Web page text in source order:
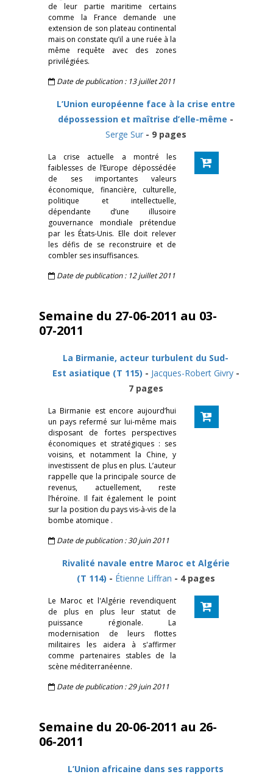
de leur partie maritime certains
comme la France demande une
extension de son plateau continental
mais on constate qu’il a une ruée à la
même requête avec des zones
privilégiées.
Date de publication : 13 juillet 2011
L’Union européenne face à la crise entre
dépossession et maîtrise d’elle-même -
Serge Sur- 9 pages
La crise actuelle a montré les
faiblesses de l’Europe dépossédée
de ses importantes valeurs
économique, financière, culturelle,
politique et intellectuelle,
dépendante d’une illusoire
gouvernance mondiale prétendue
par les États-Unis. Elle doit relever
les défis de se reconstruire et de
combler ses insuffisances.
Date de publication : 12 juillet 2011
Semaine du 27-06-2011 au 03-
07-2011
La Birmanie, acteur turbulent du Sud-
Est asiatique (T 115) - Jacques-Robert Givry-
7 pages
La Birmanie est encore aujourd’hui
un pays refermé sur lui-même mais
disposant de fortes perspectives
économiques et stratégiques : ses
voisins, et notamment la Chine, y
investissent de plus en plus. L’auteur
rappelle que la principale source de
revenus, actuellement, reste
l’héroïne. Il fait également le point
sur la position du pays vis-à-vis de la
bombe atomique .
Date de publication : 30 juin 2011
Rivalité navale entre Maroc et Algérie
(T 114) - Étienne Liffran - 4 pages
Le Maroc et l'Algérie revendiquent
de plus en plus leur statut de
puissance régionale. La
modernisation de leurs flottes
militaires les aidera à s'affirmer
comme partenaires stables de la
scène méditerranéenne.
Date de publication : 29 juin 2011
Semaine du 20-06-2011 au 26-
06-2011
L’Union africaine dans ses rapports